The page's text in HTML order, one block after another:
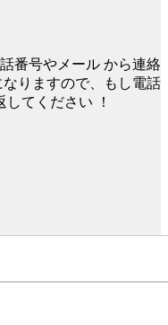
番号やメール から連絡
りますので、もし電話
してください ！